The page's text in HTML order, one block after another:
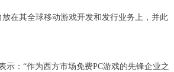
在其全球移动游戏开发和发行业务上，并此
示：“作为西方市场免费PC游戏的先锋企业之